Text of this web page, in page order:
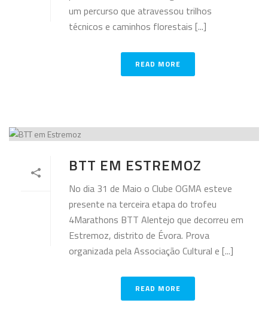
um percurso que atravessou trilhos
técnicos e caminhos florestais [...]
READ MORE
BTT EM ESTREMOZ
No dia 31 de Maio o Clube OGMA esteve
presente na terceira etapa do trofeu
4Marathons BTT Alentejo que decorreu em
Estremoz, distrito de Évora. Prova
organizada pela Associação Cultural e [...]
READ MORE